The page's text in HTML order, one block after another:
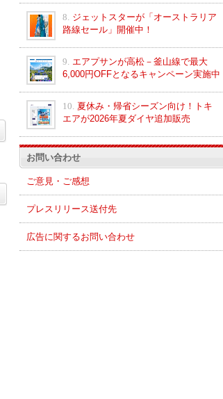
8. ジェットスターが「オーストラリア
路線セール」開催中！
9. エアプサンが高松－釜山線で最大
6,000円OFFとなるキャンペーン実施中
10. 夏休み・帰省シーズン向け！トキ
エアが2026年夏ダイヤ追加販売
お問い合わせ
ご意見・ご感想
プレスリリース送付先
広告に関するお問い合わせ